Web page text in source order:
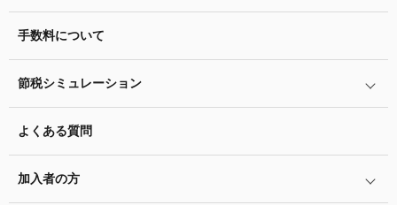
iDeCoの給付金について
脱退一時金について
他社のiDeCoからの変更方法
年単位拠出(掛金の納付月と金額を指定)について
お申込書類の書き方と記入例
マネーのレシピ
用語集
リスク許容度診断
運用商品を知ろう
バランス型投資信託の選び方
指定運用方法について
手数料について
節税シミュレーション
ふるさと納税シミュレーション
よくある質問
加入者の方